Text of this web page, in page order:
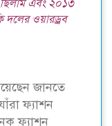
ছিলাম এবং ২০১৩
দলের ওয়ারড্রব
জানতে
ফ্যাশন
ফ্যাশন